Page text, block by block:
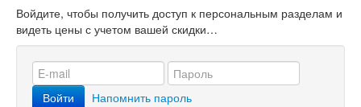
Общие каталоги
Вход клиента
Войдите, чтобы получить доступ к персональным разделам и
видеть цены с учетом вашей скидки…
Войти Напомнить пароль